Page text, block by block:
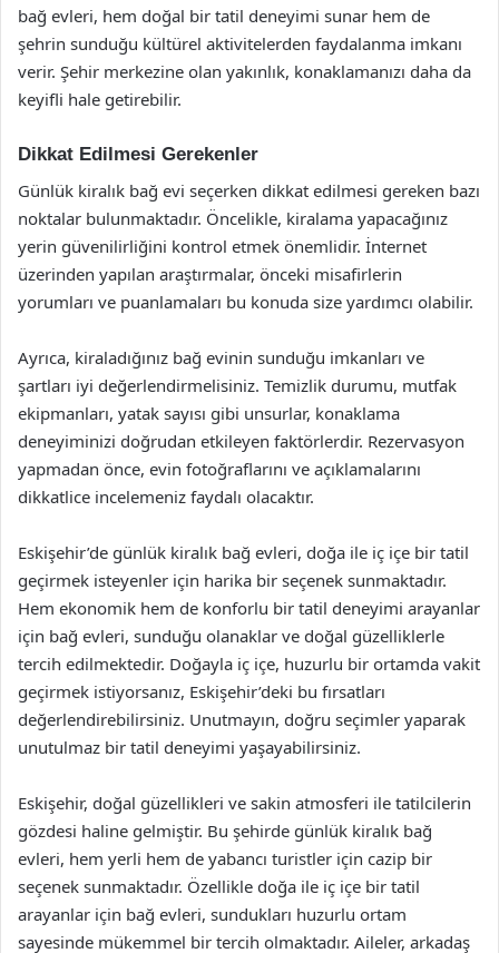
bağ evleri, hem doğal bir tatil deneyimi sunar hem de
şehrin sunduğu kültürel aktivitelerden faydalanma imkanı
verir. Şehir merkezine olan yakınlık, konaklamanızı daha da
keyifli hale getirebilir.
Dikkat Edilmesi Gerekenler
Günlük kiralık bağ evi seçerken dikkat edilmesi gereken bazı
noktalar bulunmaktadır. Öncelikle, kiralama yapacağınız
yerin güvenilirliğini kontrol etmek önemlidir. İnternet
üzerinden yapılan araştırmalar, önceki misafirlerin
yorumları ve puanlamaları bu konuda size yardımcı olabilir.
Ayrıca, kiraladığınız bağ evinin sunduğu imkanları ve
şartları iyi değerlendirmelisiniz. Temizlik durumu, mutfak
ekipmanları, yatak sayısı gibi unsurlar, konaklama
deneyiminizi doğrudan etkileyen faktörlerdir. Rezervasyon
yapmadan önce, evin fotoğraflarını ve açıklamalarını
dikkatlice incelemeniz faydalı olacaktır.
Eskişehir’de günlük kiralık bağ evleri, doğa ile iç içe bir tatil
geçirmek isteyenler için harika bir seçenek sunmaktadır.
Hem ekonomik hem de konforlu bir tatil deneyimi arayanlar
için bağ evleri, sunduğu olanaklar ve doğal güzelliklerle
tercih edilmektedir. Doğayla iç içe, huzurlu bir ortamda vakit
geçirmek istiyorsanız, Eskişehir’deki bu fırsatları
değerlendirebilirsiniz. Unutmayın, doğru seçimler yaparak
unutulmaz bir tatil deneyimi yaşayabilirsiniz.
Eskişehir, doğal güzellikleri ve sakin atmosferi ile tatilcilerin
gözdesi haline gelmiştir. Bu şehirde günlük kiralık bağ
evleri, hem yerli hem de yabancı turistler için cazip bir
seçenek sunmaktadır. Özellikle doğa ile iç içe bir tatil
arayanlar için bağ evleri, sundukları huzurlu ortam
sayesinde mükemmel bir tercih olmaktadır. Aileler, arkadaş